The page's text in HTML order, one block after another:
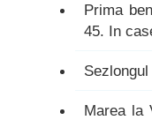
Prima
45. In
Marea la